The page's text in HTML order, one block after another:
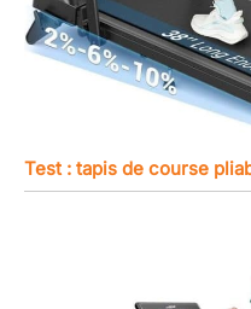
Test : tapis de course